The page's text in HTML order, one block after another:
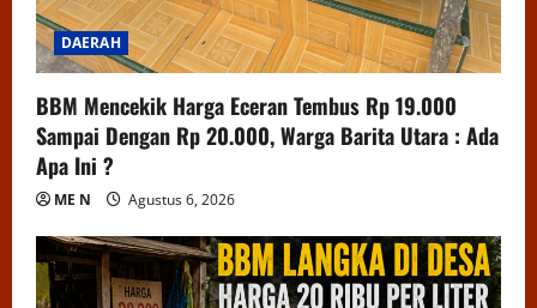
DAERAH
BBM Mencekik Harga Eceran Tembus Rp 19.000
Sampai Dengan Rp 20.000, Warga Barita Utara : Ada
Apa Ini ?
ME N Agustus 6, 2026